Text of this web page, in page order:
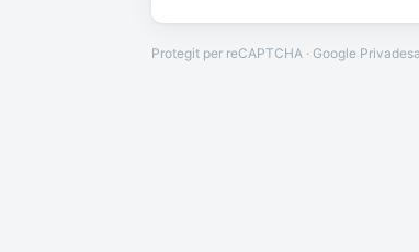
Protegit per reCAPTCHA · Google Privadesa